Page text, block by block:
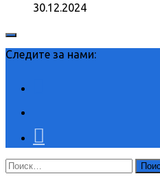
30.12.2024
Следите за нами:
Найти: